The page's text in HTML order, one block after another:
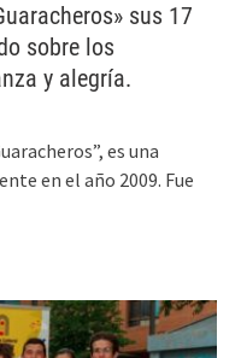
sus 17
sobre los
y alegría.
es una
en el año 2009. Fue